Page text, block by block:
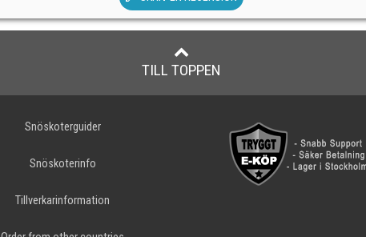
TILL TOPPEN
Snöskoterguider
Snöskoterinfo
Tillverkarinformation